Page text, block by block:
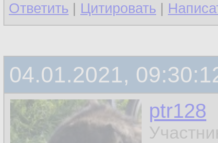
Ответить | Цитировать |
04.01.2021,
ptr128